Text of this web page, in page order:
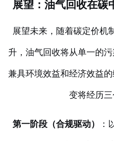
展望：油气回收在碳
展望未来，随着碳定价机
升，油气回收将从单一的
兼具环境效益和经济效益
变将经历三
第一阶段（合规驱动） ：